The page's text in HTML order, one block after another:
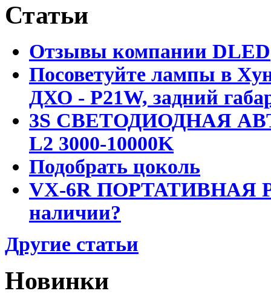
Статьи
Отзывы компании DLED
Посоветуйте лампы в
ДХО - P21W, задний
3S СВЕТОДИОДНАЯ
L2 3000-10000K
Подобрать цоколь
VX-6R ПОРТАТИВНАЯ
наличии?
Другие статьи
Новинки